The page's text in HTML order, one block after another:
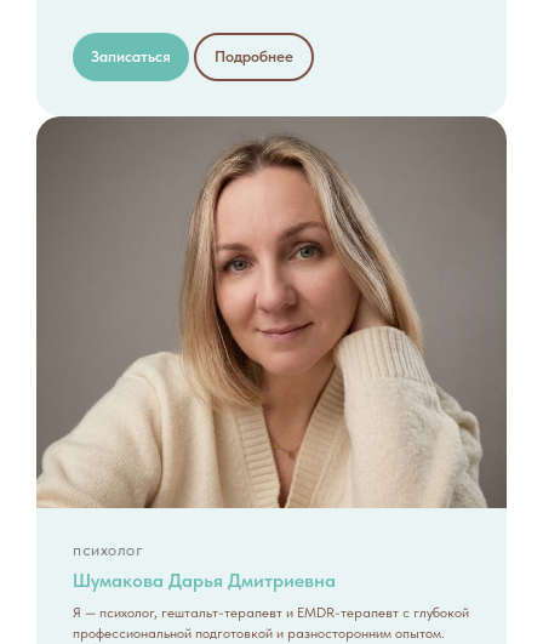
Записаться Подробнее
психолог
Шумакова Дарья Дмитриевна
Я — психолог, гештальт-терапевт и EMDR-терапевт с глубокой
профессиональной подготовкой и разносторонним опытом.